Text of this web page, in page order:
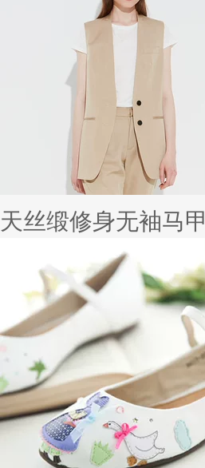
在买衣服的时候